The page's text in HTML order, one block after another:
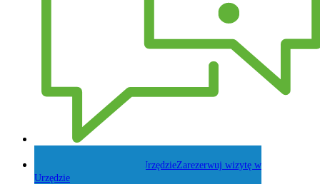
Zarezerwuj wizytę w
Urzędzie